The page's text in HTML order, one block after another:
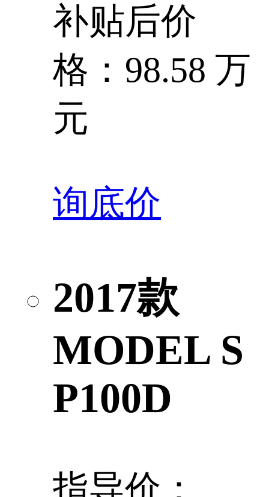
补贴后价
格：98.58 万
元
询底价
2017款
MODEL S
P100D
指导价：